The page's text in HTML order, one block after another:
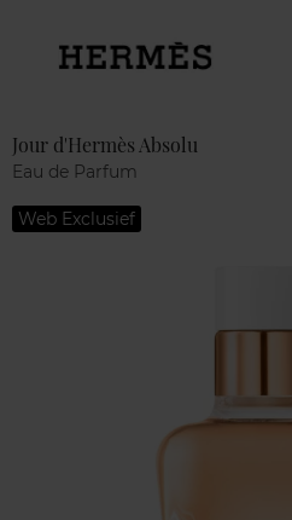
Jour d'Hermès Absolu
Eau de Parfum
Web Exclusief